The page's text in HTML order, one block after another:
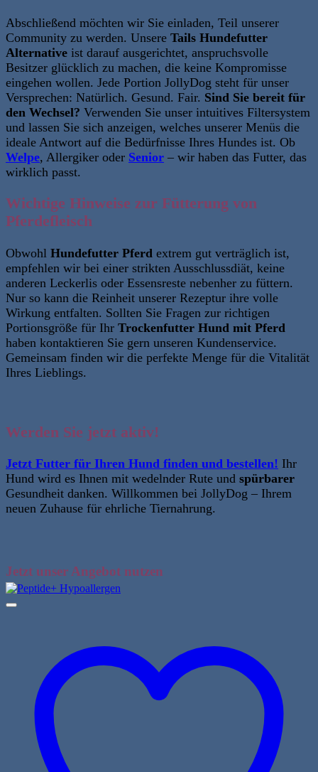
Abschließend möchten wir Sie einladen, Teil unserer
Community zu werden. Unsere Tails Hundefutter
Alternative ist darauf ausgerichtet, anspruchsvolle
Besitzer glücklich zu machen, die keine Kompromisse
eingehen wollen. Jede Portion JollyDog steht für unser
Versprechen: Natürlich. Gesund. Fair. Sind Sie bereit für
den Wechsel? Verwenden Sie unser intuitives Filtersystem
und lassen Sie sich anzeigen, welches unserer Menüs die
ideale Antwort auf die Bedürfnisse Ihres Hundes ist. Ob
Welpe, Allergiker oder Senior – wir haben das Futter, das
wirklich passt.
Wichtige Hinweise zur Fütterung von
Pferdefleisch
Obwohl Hundefutter Pferd extrem gut verträglich ist,
empfehlen wir bei einer strikten Ausschlussdiät, keine
anderen Leckerlis oder Essensreste nebenher zu füttern.
Nur so kann die Reinheit unserer Rezeptur ihre volle
Wirkung entfalten. Sollten Sie Fragen zur richtigen
Portionsgröße für Ihr Trockenfutter Hund mit Pferd
haben kontaktieren Sie gern unseren Kundenservice.
Gemeinsam finden wir die perfekte Menge für die Vitalität
Ihres Lieblings.
Werden Sie jetzt aktiv!
Jetzt Futter für Ihren Hund finden und bestellen! Ihr
Hund wird es Ihnen mit wedelnder Rute und spürbarer
Gesundheit danken. Willkommen bei JollyDog – Ihrem
neuen Zuhause für ehrliche Tiernahrung.
Jetzt unser Angebot nutzen